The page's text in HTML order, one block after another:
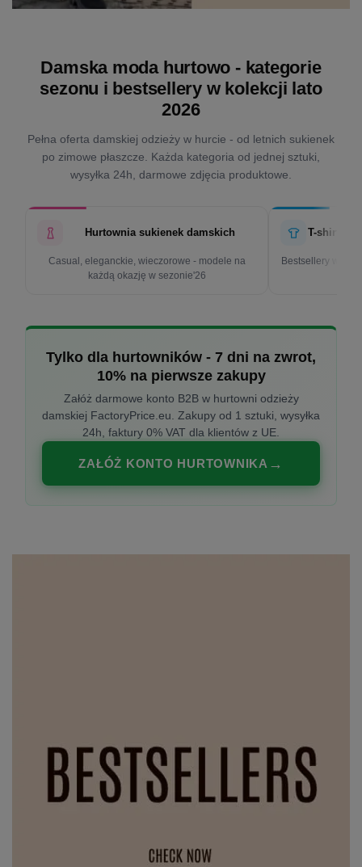
Damska moda hurtowo - kategorie
sezonu i bestsellery w kolekcji lato
2026
Pełna oferta damskiej odzieży w hurcie - od letnich sukienek
po zimowe płaszcze. Każda kategoria od jednej sztuki,
wysyłka 24h, darmowe zdjęcia produktowe.
Hurtownia sukienek damskich
Casual, eleganckie, wieczorowe - modele na
każdą okazję w sezonie'26
T-shirty
Bestsellery w
Tylko dla hurtowników - 7 dni na zwrot,
10% na pierwsze zakupy
Załóż darmowe konto B2B w hurtowni odzieży
damskiej FactoryPrice.eu. Zakupy od 1 sztuki, wysyłka
24h, faktury 0% VAT dla klientów z UE.
ZAŁÓŻ KONTO HURTOWNIKA